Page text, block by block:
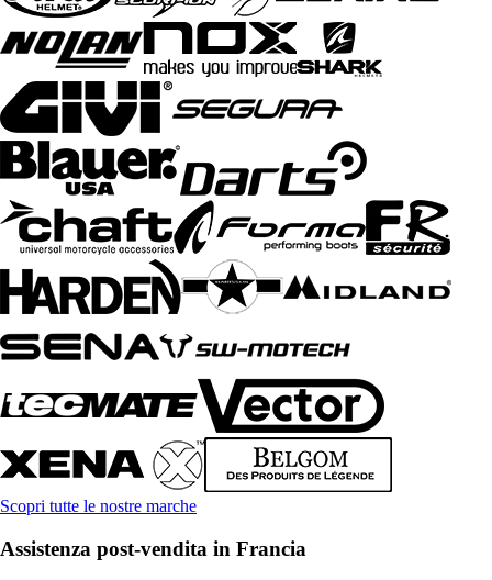
Scopri tutte le nostre marche
Assistenza post-vendita in Francia